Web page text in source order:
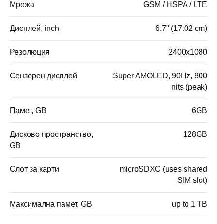
Мрежа GSM / HSPA / LTE
Дисплей, inch 6.7" (17.02 cm)
Резолюция 2400x1080
Сензорен дисплей
Super AMOLED, 90Hz, 800
nits (peak)
Памет, GB 6GB
Дисково пространство,
GB
128GB
Слот за карти
microSDXC (uses shared
SIM slot)
Максимална памет, GB up to 1 TB